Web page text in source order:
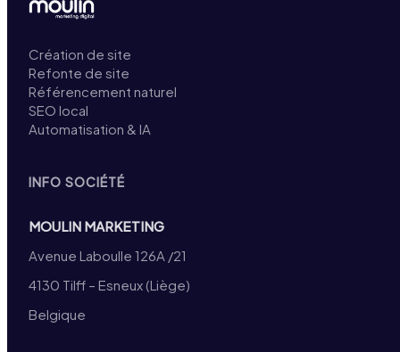
Création de site
Refonte de site
Référencement naturel
SEO local
Automatisation & IA
INFO SOCIÉTÉ
MOULIN MARKETING
Avenue Laboulle 126A /21
4130 Tilff – Esneux (Liège)
Belgique